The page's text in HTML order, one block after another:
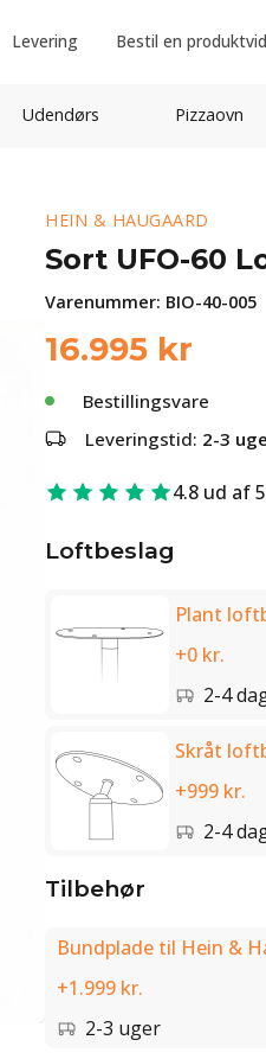
Levering Bestil en
Udendørs Pizzaovn
HEIN & HAUGAARD
Sort UFO-60
Varenummer: BIO-40-005
16.995 kr
Bestillingsvare
Leveringstid: 2-3
4.8 ud af
Loftbeslag
Plant
+0 kr.
2-4
Skråt
+999 kr.
2-4
Tilbehør
Bundplade til Hein &
+1.999 kr.
2-3 uger